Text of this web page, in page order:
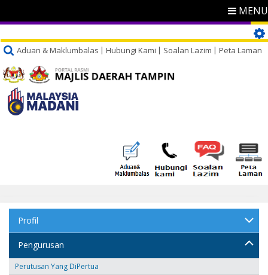
MENU
Aduan & Maklumbalas Hubungi Kami Soalan Lazim Peta Laman
Profil
Pengurusan
Perutusan Yang DiPertua